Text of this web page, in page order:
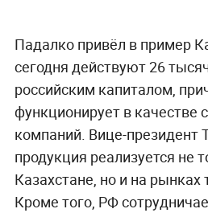
Падалко привёл в пример
сегодня действуют 26
российским капиталом,
функционирует в качестве
компаний. Вице-президент
продукция реализуется не
Казахстане, но и на рынках
Кроме того, РФ